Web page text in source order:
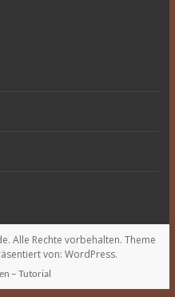
. Alle Rechte vorbehalten. Theme
von: WordPress.
– Tutorial